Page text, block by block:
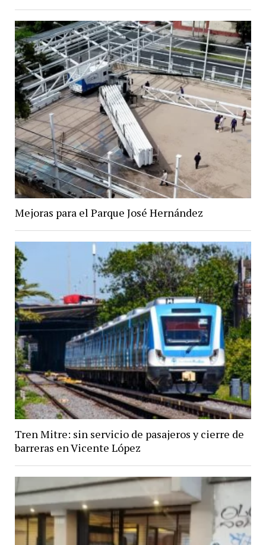
Mejoras para el Parque José Hernández
Tren Mitre: sin servicio de pasajeros y cierre de
barreras en Vicente López